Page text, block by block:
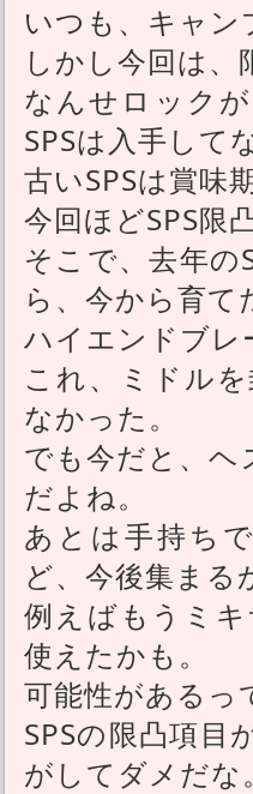
いつも、キャン
しかし今回は、
なんせロック
SPSは入手して
古いSPSは賞味
今回ほどSPS限
そこで、去年
ら、今から育て
ハイエンドブレ
これ、ミドル
なかった。
でも今だと、ヘ
だよね。
あとは手持ち
ど、今後集まる
例えばもうミ
使えたかも。
可能性があるっ
SPSの限凸項目
がしてダメだな。